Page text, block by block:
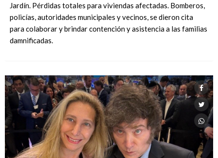
Jardín. Pérdidas totales para viviendas afectadas. Bomberos,
policías, autoridades municipales y vecinos, se dieron cita
para colaborar y brindar contención y asistencia a las familias
damnificadas.